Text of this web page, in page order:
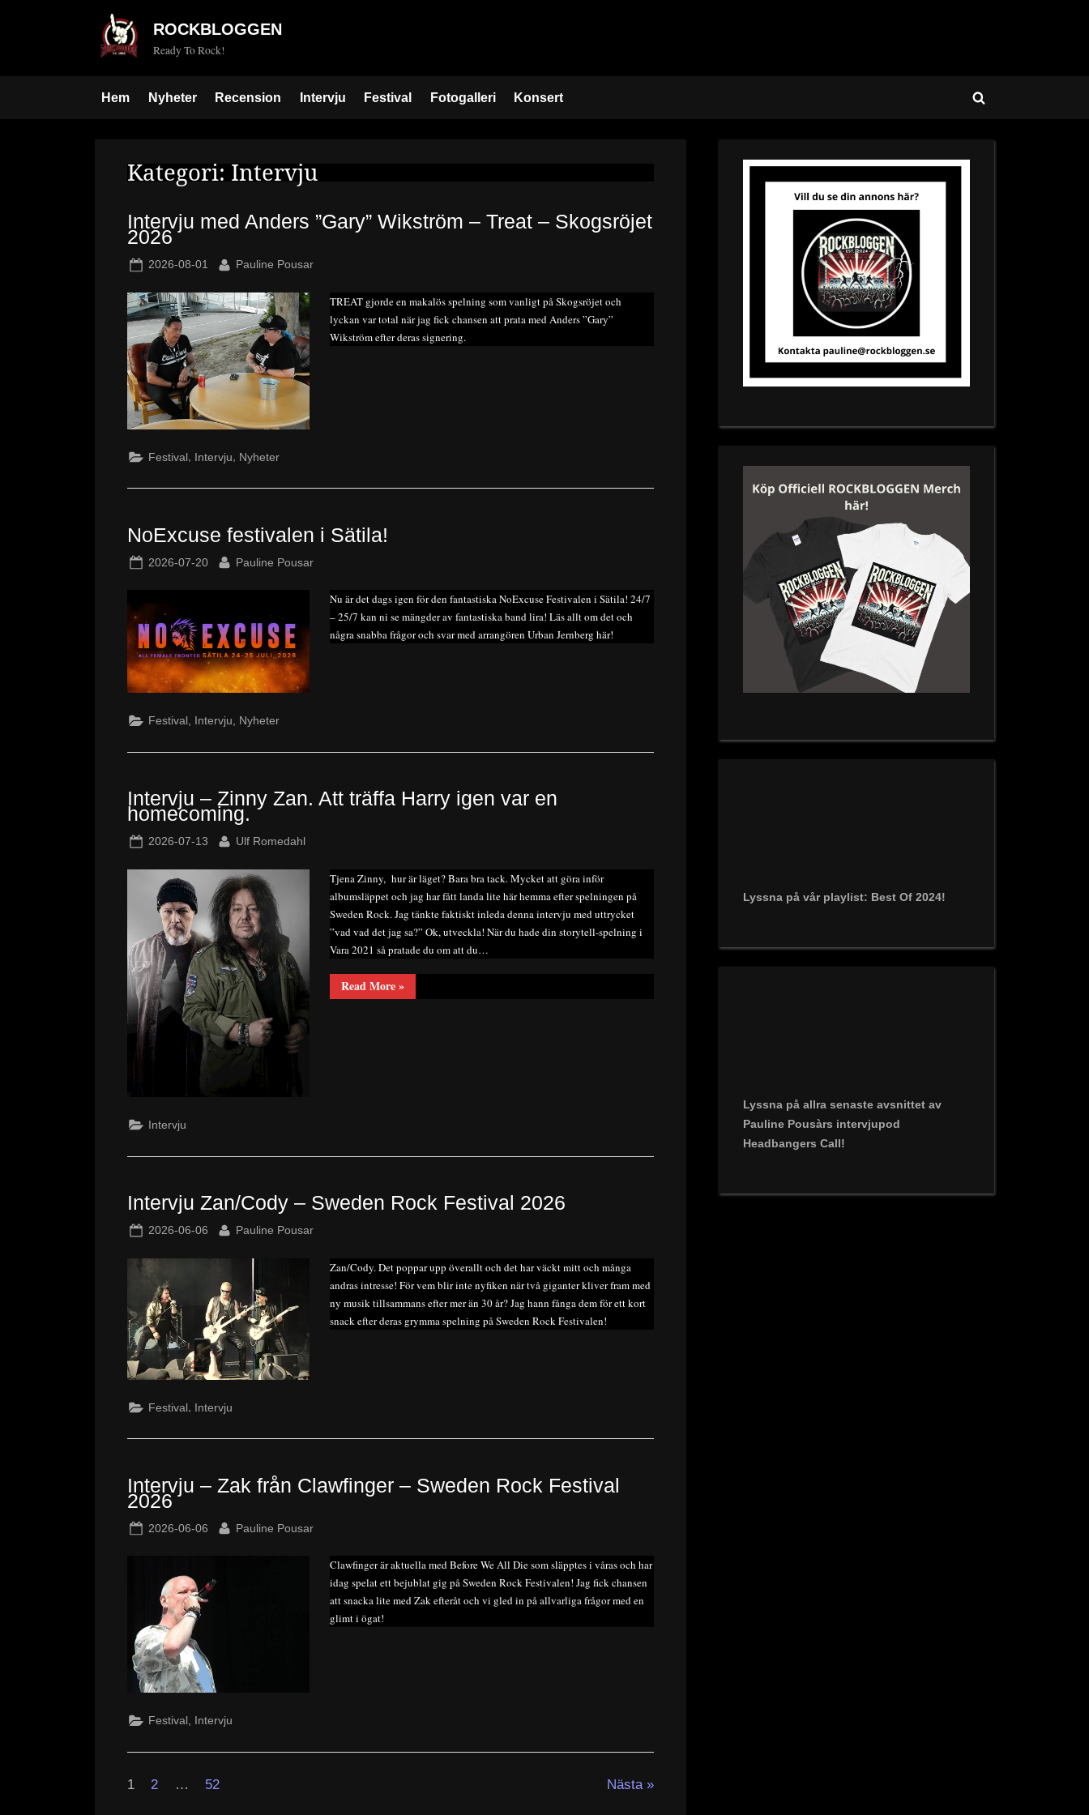
ROCKBLOGGEN
Ready To Rock!
Hem Nyheter Recension Intervju Festival Fotogalleri Konsert
Toggle
Kategori: Intervju
Intervju med Anders ”Gary” Wikström – Treat – Skogsröjet
2026
Posted
2026-08-01 By
Pauline Pousar
TREAT gjorde en makalös spelning som vanligt på Skogsröjet och
lyckan var total när jag fick chansen att prata med Anders ”Gary”
Wikström efter deras signering.
Festival, Intervju, Nyheter
NoExcuse festivalen i Sätila!
Posted
2026-07-20 By
Pauline Pousar
Nu är det dags igen för den fantastiska NoExcuse Festivalen i Sätila! 24/7
– 25/7 kan ni se mängder av fantastiska band lira! Läs allt om det och
några snabba frågor och svar med arrangören Urban Jernberg här!
Festival Intervju Nyheter
Intervju – Zinny Zan. Att träffa Harry igen var en
homecoming.
Posted
2026-07-13 By
Ulf Romedahl
Tjena Zinny, hur är läget? Bara bra tack. Mycket att göra inför
albumsläppet och jag har fått landa lite här hemma efter spelningen på
Sweden Rock. Jag tänkte faktiskt inleda denna intervju med uttrycket
”vad vad det jag sa?” Ok, utveckla! När du hade din storytell-spelning i
Vara 2021 så pratade du om att du…
Read More“Intervju
–
»
Intervju
Intervju Zan/Cody – Sweden Rock Festival 2026
Posted
2026-06-06 By
Pauline Pousar
Zan/Cody. Det poppar upp överallt och det har väckt mitt och många
andras intresse! För vem blir inte nyfiken när två giganter kliver fram med
ny musik tillsammans efter mer än 30 år? Jag hann fånga dem för ett kort
snack efter deras grymma spelning på Sweden Rock Festivalen!
Festival, Intervju
Intervju – Zak från Clawfinger – Sweden Rock Festival
2026
Posted
2026-06-06 By
Pauline Pousar
Clawfinger är aktuella med Before We All Die som släpptes i våras och har
idag spelat ett bejublat gig på Sweden Rock Festivalen! Jag fick chansen
att snacka lite med Zak efteråt och vi gled in på allvarliga frågor med en
glimt i ögat!
Festival Intervju
för
inlägg
1 2 … 52 Nästa
Lyssna på vår playlist: Best Of 2024!
Lyssna på allra senaste avsnittet av
Pauline Pousàrs intervjupod
Headbangers Call!